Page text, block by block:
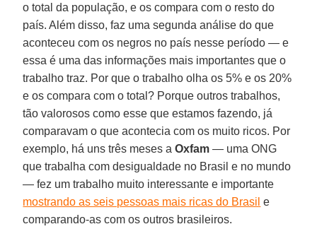
o total da população, e os compara com o resto do
país. Além disso, faz uma segunda análise do que
aconteceu com os negros no país nesse período — e
essa é uma das informações mais importantes que o
trabalho traz. Por que o trabalho olha os 5% e os 20%
e os compara com o total? Porque outros trabalhos,
tão valorosos como esse que estamos fazendo, já
comparavam o que acontecia com os muito ricos. Por
exemplo, há uns três meses aOxfam — uma ONG
que trabalha com desigualdade no Brasil e no mundo
— fez um trabalho muito interessante e importante
mostrando as seis pessoas mais ricas do Brasil e
comparando-as com os outros brasileiros.